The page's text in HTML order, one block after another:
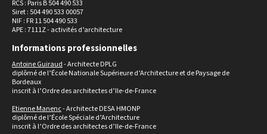
RCS : Paris B 504 490 533
Siret : 504 490 533 00057
NIF : FR 11 504 490 533
APE : 7111Z - activités d’architecture
Informations professionnelles
Antoine Guiraud- Architecte DPLG
diplômé de l’École Nationale Supérieure d’Architecture et de Paysage de
Bordeaux
inscrit à l’Ordre des architectes d’Ile-de-France
Etienne Manenc- Architecte DESA HMONP
diplômé de l’École Spéciale d’Architecture
inscrit à l’Ordre des architectes d’Ile-de-France